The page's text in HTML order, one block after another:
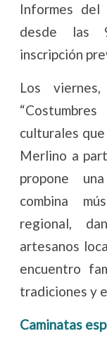
Informes del
desde las
inscripción
Los
culturales
Merlino a
propone
combina
regional,
artesanos
encuentro
tradiciones y
Caminatas